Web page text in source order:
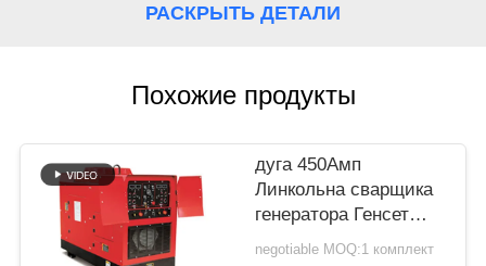
РАСКРЫТЬ ДЕТАЛИ
Похожие продукты
дуга 450Амп
Линкольна сварщика
генератора Генсет
блока заварки ДК
negotiable MOQ:1 комплект